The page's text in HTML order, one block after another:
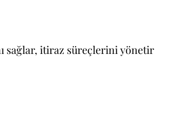
sağlar, itiraz süreçlerini yönetir